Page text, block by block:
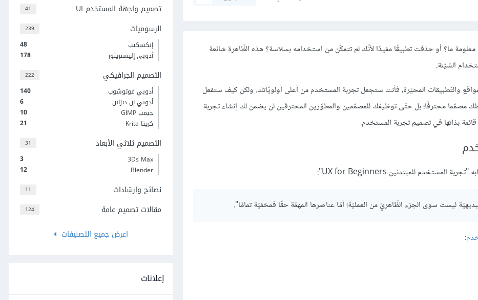
ما؟ أو حذفت تطبيقًا مفيدًا لأنّك لم تتمكّن من استخدامه بسلاسة؟ هذه الظّاهرة شائعة
السّيّئة.
والتّطبيقات المحيّرة، فأنت ستجعل تجربة المستخدم من أعلى أولويّاتك. ولكن كيف ستفعل
مصمّما محترفًا؛ بل حتّى توظيفك للمصمّمين والمطوّرين المحترفين لن يضمن لك إنشاء تجربة
بذاتها في تصميم تجربة المستخدم.
ليست سوى الجزء الظّاهريّ من العمليّة؛ أمّا عناصرها المهمّة حقّا فمخفيّة تمامًا".
:
41 تصميم واجهة المستخدم UI
239 الرسوميات
48
إنكسكيب
178
أدوبي إليستريتور
222 التصميم الجرافيكي
140
أدوبي فوتوشوب
6
أدوبي إن ديزاين
10
جيمب GIMP
21
كريتا Krita
31 التصميم ثلاثي الأبعاد
3
3Ds Max
12
Blender
11 نصائح وإرشادات
124
مقالات تصميم عامة
اعرض جميع التصنيفات
إعلانات